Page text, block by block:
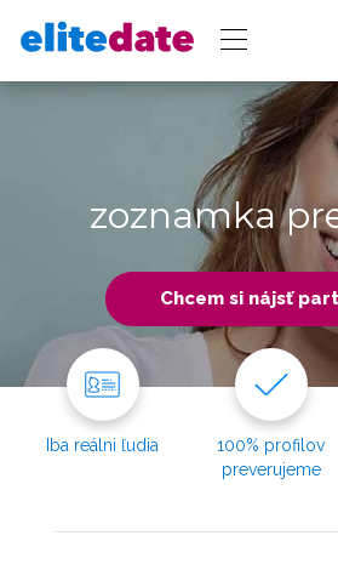
zoznamka
Chcem si nájsť
Iba reálni ľudia
100% profilov
preverujeme